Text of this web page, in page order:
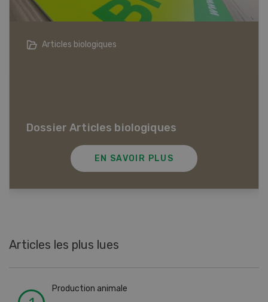
Articles biologiques
Dossier Articles biologiques
EN SAVOIR PLUS
Articles les plus lues
Production animale